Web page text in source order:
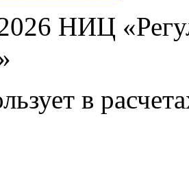
НИЦ
в